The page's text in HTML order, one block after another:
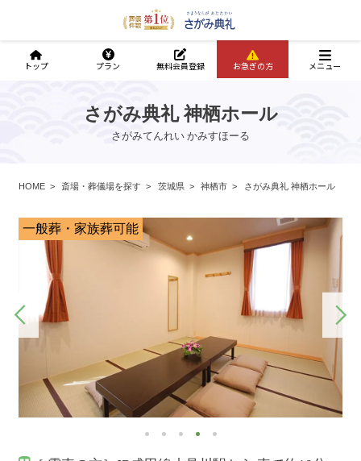
さがみ典礼 神栖ホール
さがみてんれい かみすほーる
HOME 斎場・葬儀場を探す 茨城県 神栖市 さがみ典礼 神栖ホール
一般葬・家族葬可能
トップ プラン 無料会員登録 お急ぎの方 メニュー